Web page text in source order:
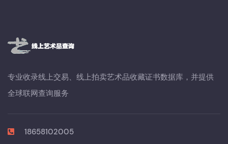
专业收录线上交易、线上拍卖艺术品收藏证书数据库，并提供
全球联网查询服务
18658102005